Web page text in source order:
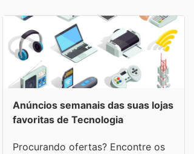
Anúncios semanais das suas lojas
favoritas de Tecnologia
Procurando ofertas? Encontre os